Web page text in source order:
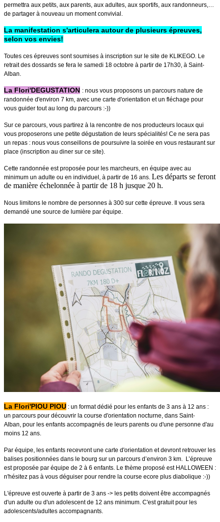
permettra aux petits, aux parents, aux adultes, aux sportifs, aux randonneurs,…
de partager à nouveau un moment convivial.
La manifestation s'articulera autour de plusieurs épreuves,
selon vos envies!
Toutes ces épreuves sont soumises à inscription sur le site de KLIKEGO. Le
retrait des dossards se fera le samedi 18 octobre à partir de 17h30, à Saint-
Alban.
La Flori'DEGUSTATION : nous vous proposons un parcours nature de
randonnée d'environ 7 km, avec une carte d'orientation et un fléchage pour
vous guider tout au long du parcours :-))
Sur ce parcours, vous partirez à la rencontre de nos producteurs locaux qui
vous proposerons une petite dégustation de leurs spécialités! Ce ne sera pas
un repas : nous vous conseillons de poursuivre la soirée en vous restaurant sur
place (inscription au diner sur ce site).
Cette randonnée est proposée pour les marcheurs, en équipe avec au
minimum un adulte ou en individuel, à partir de 16 ans. Les départs se feront
de manière échelonnée à partir de 18 h jusque 20 h.
Nous limitons le nombre de personnes à 300 sur cette épreuve. Il vous sera
demandé une source de lumière par équipe.
La Flori'PIOU PIOU : un format dédié pour les enfants de 3 ans à 12 ans :
un parcours pour découvrir la course d'orientation nocturne, dans Saint-
Alban, pour les enfants accompagnés de leurs parents ou d'une personne d'au
moins 12 ans.
Par équipe, les enfants recevront une carte d'orientation et devront retrouver les
balises positionnées dans le bourg sur un parcours d’environ 3 km. L’épreuve
est proposée par équipe de 2 à 6 enfants. Le thème proposé est HALLOWEEN :
n'hésitez pas à vous déguiser pour rendre la course ecore plus diabolique :-))
L'épreuve est ouverte à partir de 3 ans -> les petits doivent être accompagnés
d'un adulte ou d'un adolescent de 12 ans minimum. C'est gratuit pour les
adolescents/adultes accompagnants.